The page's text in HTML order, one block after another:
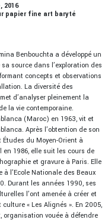
2016
papier fine art baryté
Benbouchta a développé un
source dans l’exploration des
concepts et observations
La diversité des
d’analyser pleinement la
la vie contemporaine.
(Maroc) en 1963, vit et
Après l’obtention de son
du Moyen-Orient à
en 1986, elle suit les cours de
et gravure à Paris. Elle
l’Ecole Nationale des Beaux
Durant les années 1990, ses
l’ont amenée à créer et
« Les Alignés ». En 2005,
organisation vouée à défendre